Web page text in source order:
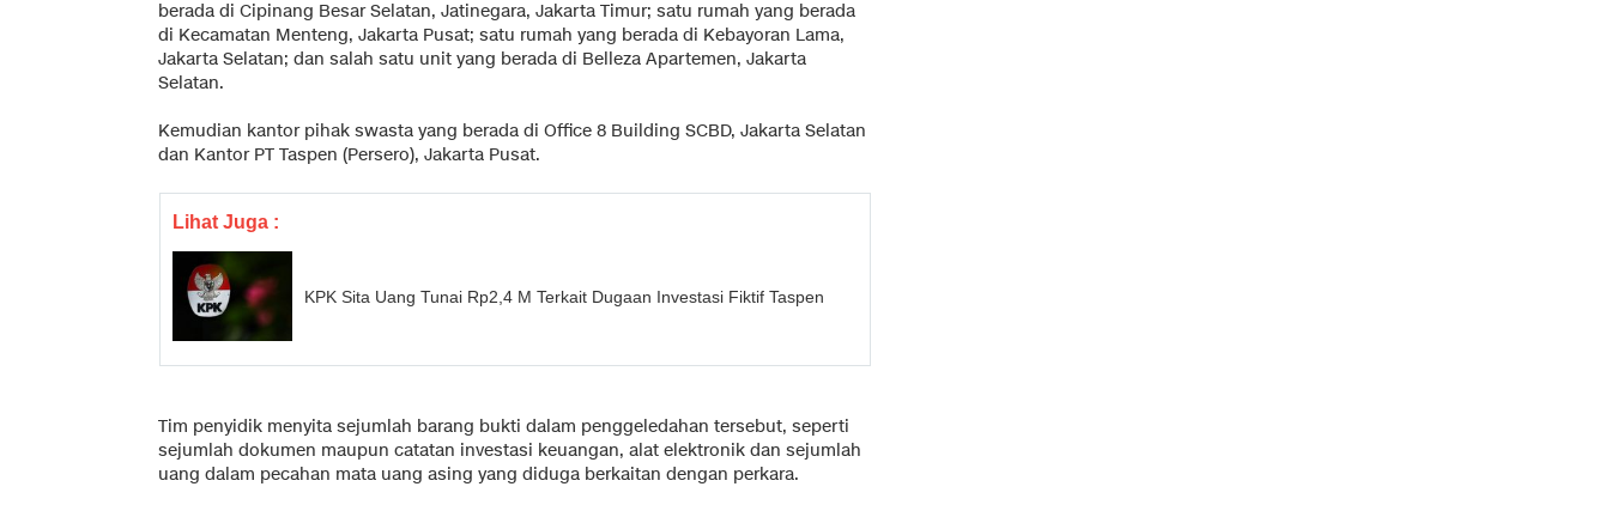
berada di Cipinang Besar Selatan, Jatinegara, Jakarta Timur; satu rumah yang berada
di Kecamatan Menteng, Jakarta Pusat; satu rumah yang berada di Kebayoran Lama,
Jakarta Selatan; dan salah satu unit yang berada di Belleza Apartemen, Jakarta
Selatan.
Kemudian kantor pihak swasta yang berada di Office 8 Building SCBD, Jakarta Selatan
dan Kantor PT Taspen (Persero), Jakarta Pusat.
Lihat Juga :
KPK Sita Uang Tunai Rp2,4 M Terkait Dugaan Investasi Fiktif Taspen
Tim penyidik menyita sejumlah barang bukti dalam penggeledahan tersebut, seperti
sejumlah dokumen maupun catatan investasi keuangan, alat elektronik dan sejumlah
uang dalam pecahan mata uang asing yang diduga berkaitan dengan perkara.